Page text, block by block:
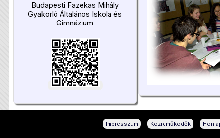
Budapesti Fazekas Mihály
Gyakorló Általános Iskola és
Gimnázium
Impresszum Közreműködők